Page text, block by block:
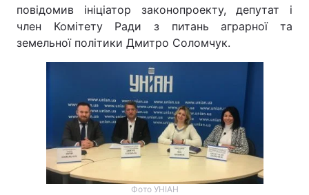
повідомив ініціатор законопроекту, депутат і
член Комітету Ради з питань аграрної та
земельної політики Дмитро Соломчук.
Фото УНІАН